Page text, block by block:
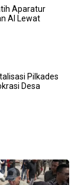
Aparatur
AI Lewat
Pilkades
Desa